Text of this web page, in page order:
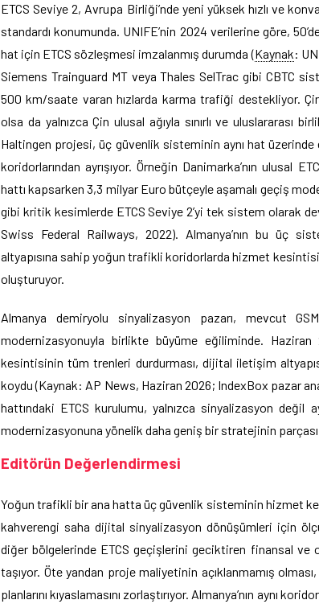
ETCS Seviye 2, Avrupa Birliği’nde yeni yüksek hızlı ve
standardı konumunda. UNIFE’nin 2024 verilerine göre,
hat için ETCS sözleşmesi imzalanmış durumda (Kaynak:
Siemens Trainguard MT veya Thales SelTrac gibi CBTC
500 km/saate varan hızlarda karma trafiği destekliyor.
olsa da yalnızca Çin ulusal ağıyla sınırlı ve uluslararası
Haltingen projesi, üç güvenlik sisteminin aynı hat üzerinde
koridorlarından ayrışıyor. Örneğin Danimarka’nın ulusal
hattı kapsarken 3,3 milyar Euro bütçeyle aşamalı geçiş
gibi kritik kesimlerde ETCS Seviye 2’yi tek sistem olarak
Swiss Federal Railways, 2022). Almanya’nın bu üç
altyapısına sahip yoğun trafikli koridorlarda hizmet
oluşturuyor.
Almanya demiryolu sinyalizasyon pazarı, mevcut GSM-
modernizasyonuyla birlikte büyüme eğiliminde. Haziran
kesintisinin tüm trenleri durdurması, dijital iletişim
koydu (Kaynak: AP News, Haziran 2026; IndexBox pazar
hattındaki ETCS kurulumu, yalnızca sinyalizasyon değil
modernizasyonuna yönelik daha geniş bir stratejinin
Editörün Değerlendirmesi
Yoğun trafikli bir ana hatta üç güvenlik sisteminin hizmet
kahverengi saha dijital sinyalizasyon dönüşümleri için
diğer bölgelerinde ETCS geçişlerini geciktiren finansal
taşıyor. Öte yandan proje maliyetinin açıklanmamış
planlarını kıyaslamasını zorlaştırıyor. Almanya’nın aynı